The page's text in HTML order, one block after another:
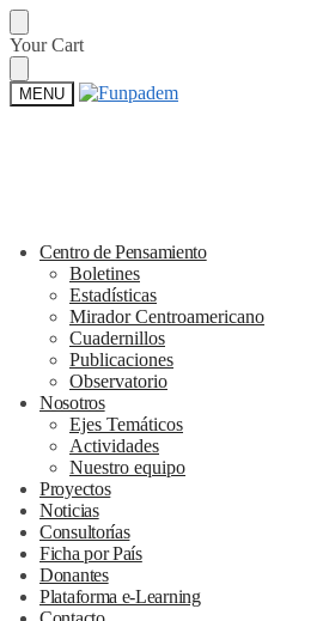
Skip
to
navigation
Skip
to
content
Your Cart
MENU
Centro de Pensamiento
Boletines
Estadísticas
Mirador Centroamericano
Cuadernillos
Publicaciones
Observatorio
Nosotros
Ejes Temáticos
Actividades
Nuestro equipo
Proyectos
Noticias
Consultorías
Ficha por País
Donantes
Plataforma e-Learning